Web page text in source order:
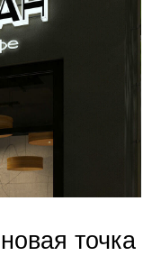
точка